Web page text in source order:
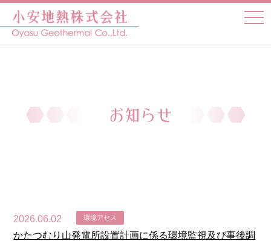
2026.06.02 環境アセス
かたつむり山発電所設置計画に係る環境監視及び事後調